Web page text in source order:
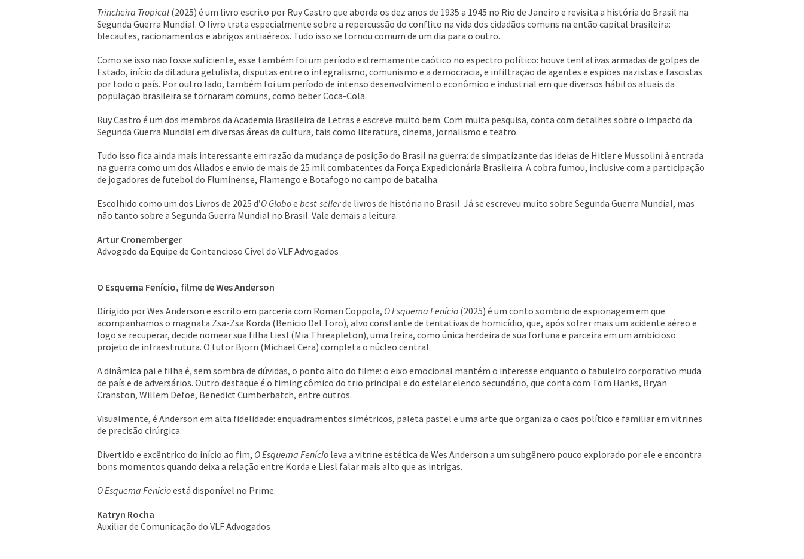
Trincheira Tropical (2025) é um livro escrito por Ruy Castro que aborda os dez anos de 1935 a 1945 no Rio de Janeiro e revisita a história do Brasil na
Segunda Guerra Mundial. O livro trata especialmente sobre a repercussão do conflito na vida dos cidadãos comuns na então capital brasileira:
blecautes, racionamentos e abrigos antiaéreos. Tudo isso se tornou comum de um dia para o outro.
Como se isso não fosse suficiente, esse também foi um período extremamente caótico no espectro político: houve tentativas armadas de golpes de
Estado, início da ditadura getulista, disputas entre o integralismo, comunismo e a democracia, e infiltração de agentes e espiões nazistas e fascistas
por todo o país. Por outro lado, também foi um período de intenso desenvolvimento econômico e industrial em que diversos hábitos atuais da
população brasileira se tornaram comuns, como beber Coca-Cola.
Ruy Castro é um dos membros da Academia Brasileira de Letras e escreve muito bem. Com muita pesquisa, conta com detalhes sobre o impacto da
Segunda Guerra Mundial em diversas áreas da cultura, tais como literatura, cinema, jornalismo e teatro.
Tudo isso fica ainda mais interessante em razão da mudança de posição do Brasil na guerra: de simpatizante das ideias de Hitler e Mussolini à entrada
na guerra como um dos Aliados e envio de mais de 25 mil combatentes da Força Expedicionária Brasileira. A cobra fumou, inclusive com a participação
de jogadores de futebol do Fluminense, Flamengo e Botafogo no campo de batalha.
Escolhido como um dos Livros de 2025 d’O Globoe best-sellerde livros de história no Brasil. Já se escreveu muito sobre Segunda Guerra Mundial, mas
não tanto sobre a Segunda Guerra Mundial no Brasil. Vale demais a leitura.
Artur Cronemberger
Advogado da Equipe de Contencioso Cível do VLF Advogados
O Esquema Fenício, filme de Wes Anderson
Dirigido por Wes Anderson e escrito em parceria com Roman Coppola, O Esquema Fenício (2025) é um conto sombrio de espionagem em que
acompanhamos o magnata Zsa-Zsa Korda (Benicio Del Toro), alvo constante de tentativas de homicídio, que, após sofrer mais um acidente aéreo e
logo se recuperar, decide nomear sua filha Liesl (Mia Threapleton), uma freira, como única herdeira de sua fortuna e parceira em um ambicioso
projeto de infraestrutura. O tutor Bjorn (Michael Cera) completa o núcleo central.
A dinâmica pai e filha é, sem sombra de dúvidas, o ponto alto do filme: o eixo emocional mantém o interesse enquanto o tabuleiro corporativo muda
de país e de adversários. Outro destaque é o timing cômico do trio principal e do estelar elenco secundário, que conta com Tom Hanks, Bryan
Cranston, Willem Defoe, Benedict Cumberbatch, entre outros.
Visualmente, é Anderson em alta fidelidade: enquadramentos simétricos, paleta pastel e uma arte que organiza o caos político e familiar em vitrines
de precisão cirúrgica.
Divertido e excêntrico do início ao fim, O Esquema Fenício leva a vitrine estética de Wes Anderson a um subgênero pouco explorado por ele e encontra
bons momentos quando deixa a relação entre Korda e Liesl falar mais alto que as intrigas.
O Esquema Fenícioestá disponível no Prime.
Katryn Rocha
Auxiliar de Comunicação do VLF Advogados